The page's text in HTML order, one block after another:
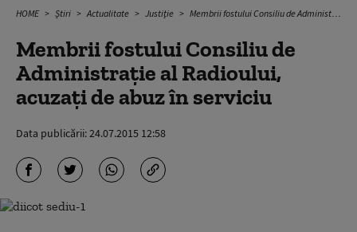
HOME Știri Actualitate Justiție Membrii fostului Consiliu de Administraţie al Radioului, acuzaţi de abuz în serviciu
Membrii fostului Consiliu de
Administraţie al Radioului,
acuzaţi de abuz în serviciu
Data publicării:24.07.2015 12:58